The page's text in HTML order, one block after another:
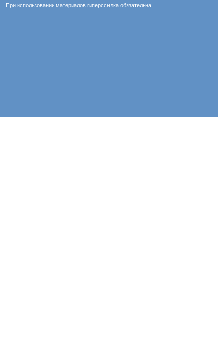
При использовании материалов гиперссылка обязательна.